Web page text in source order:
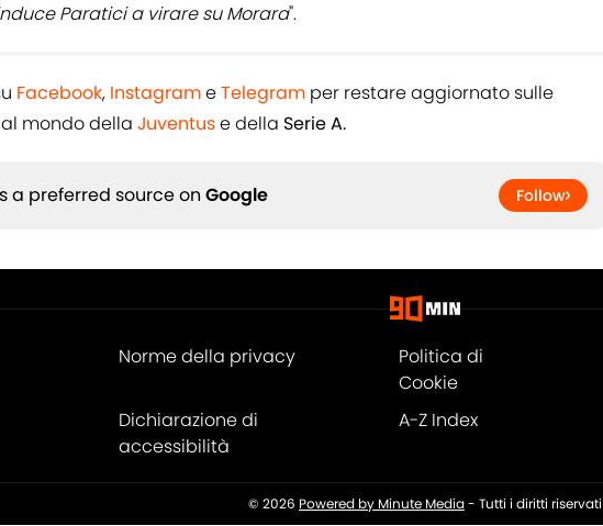
Paratici a virare su Morara".
Facebook, InstagrameTelegram per restare aggiornato sulle
mondo della Juventuse della Serie A.
a preferred source on Google Follow
Norme della privacy
Politica di
Cookie
Dichiarazione di
accessibilità
A-Z Index
© 2026 Powered by Minute Media- Tutti i diritti riservati